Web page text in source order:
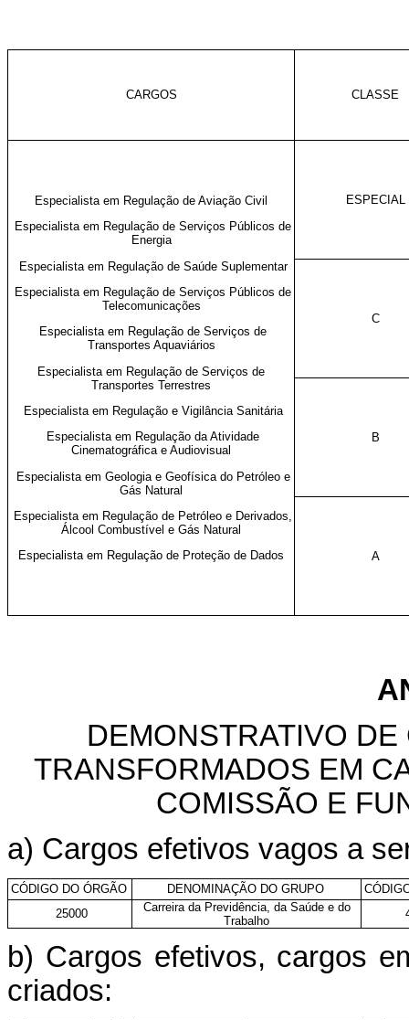
CARGOS CLASSE
Especialista em Regulação de Aviação Civil
Especialista em Regulação de Serviços Públicos de
Energia
Especialista em Regulação de Saúde Suplementar
Especialista em Regulação de Serviços Públicos de
Telecomunicações
Especialista em Regulação de Serviços de
Transportes Aquaviários
Especialista em Regulação de Serviços de
Transportes Terrestres
Especialista em Regulação e Vigilância Sanitária
Especialista em Regulação da Atividade
Cinematográfica e Audiovisual
Especialista em Geologia e Geofísica do Petróleo e
Gás Natural
Especialista em Regulação de Petróleo e Derivados,
Álcool Combustível e Gás Natural
Especialista em Regulação de Proteção de Dados
ESPECIAL
C
B
A
DEMONSTRATIVO
TRANSFORMADOS EM
COMISSÃO E
a) Cargos efetivos vagos a
CÓDIGO DO ÓRGÃO DENOMINAÇÃO DO GRUPO
25000
Carreira da Previdência, da Saúde e do
Trabalho
b) Cargos efetivos, cargos
criados: